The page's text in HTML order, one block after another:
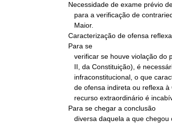
Necessidade de exame prévio
Caracterização de ofensa
Para se
Para se chegar a conclusão